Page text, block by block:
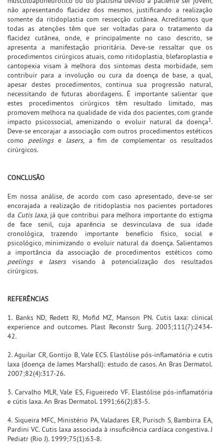
não apresentando flacidez dos mesmos, justificando a realização
somente da ritidoplastia com ressecção cutânea. Acreditamos que
todas as atenções têm que ser voltadas para o tratamento da
flacidez cutânea, onde, e principalmente no caso descrito, se
apresenta a manifestação prioritária. Deve-se ressaltar que os
procedimentos cirúrgicos atuais, como ritidoplastia, blefaroplastia e
cantopexia visam à melhora dos sintomas desta morbidade, sem
contribuir para a involução ou cura da doença de base, a qual,
apesar destes procedimentos, continua sua progressão natural,
necessitando de futuras abordagens. É importante salientar que
estes procedimentos cirúrgicos têm resultado limitado, mas
promovem melhora na qualidade de vida dos pacientes, com grande
impacto psicossocial, amenizando o evoluir natural da doença1.
Deve-se encorajar a associação com outros procedimentos estéticos
como peelingse lasers, a fim de complementar os resultados
cirúrgicos.
CONCLUSÃO
Em nossa análise, de acordo com caso apresentado, deve-se ser
encorajada a realização de ritidoplastia nos pacientes portadores
da Cutis laxa, já que contribui para melhora importante do estigma
de face senil, cuja aparência se desvinculava de sua idade
cronológica, trazendo importante benefício físico, social e
psicológico, minimizando o evoluir natural da doença. Salientamos
a importância da associação de procedimentos estéticos como
peelingse lasersvisando à potencialização dos resultados
cirúrgicos.
REFERÊNCIAS
1. Banks ND, Redett RJ, Mofid MZ, Manson PN. Cutis laxa: clinical
experience and outcomes. Plast Reconstr Surg. 2003;111(7):2434-
42.
2. Aguilar CR, Gontijo B, Vale ECS. Elastólise pós-inflamatória e cutis
laxa (doença de James Marshall): estudo de casos. An Bras Dermatol.
2007;82(4):317-26.
3. Carvalho MLR, Vale ES, Figueiredo VF. Elastólise pós-inflamatória
e cútis laxa. An Bras Dermatol. 1991;66(2):83-5.
4. Siqueira MFC, Ministério PA, Valadares ER, Purisch S, Bambirra EA,
Pardini VC. Cutis laxa associada à insuficiência cardíaca congestiva. J
Pediatr (Rio J). 1999;75(1):63-8.